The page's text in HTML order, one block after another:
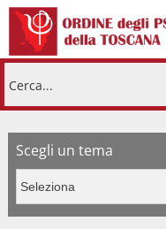
Cerca...
Scegli un tema